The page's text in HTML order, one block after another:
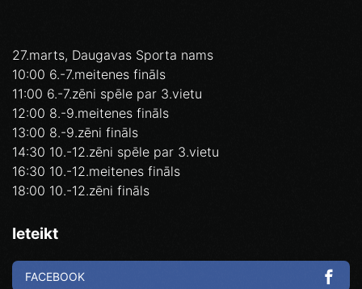
27.marts, Daugavas Sporta nams
10:00 6.-7.meitenes fināls
11:00 6.-7.zēni spēle par 3.vietu
12:00 8.-9.meitenes fināls
13:00 8.-9.zēni fināls
14:30 10.-12.zēni spēle par 3.vietu
16:30 10.-12.meitenes fināls
18:00 10.-12.zēni fināls
Ieteikt
FACEBOOK